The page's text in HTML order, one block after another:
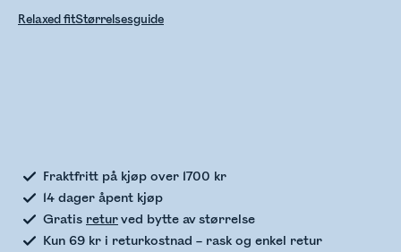
Relaxed fitStørrelsesguide
Fraktfritt på kjøp over 1700 kr
14 dager åpent kjøp
Gratis returved bytte av størrelse
Kun 69 kr i returkostnad – rask og enkel retur